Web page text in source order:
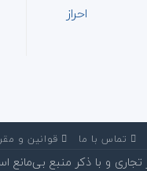
احراز
‌ تماس با ما قوانین و
و با ذکر منبع بی‌مانع است.